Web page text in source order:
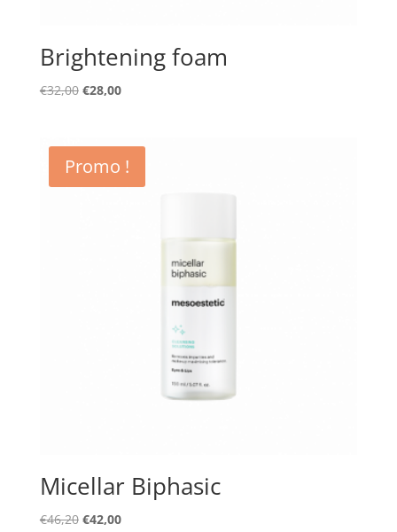
Brightening foam
€32,00 Le
était :
€32,00.
€28,00Le
est :
€28,00.
Promo !
Micellar Biphasic
€46,20 Le
€42,00Le